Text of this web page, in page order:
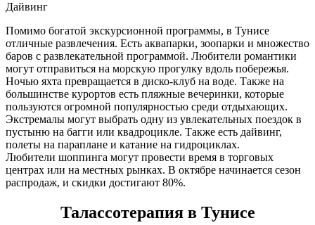
Дайвинг
Помимо богатой экскурсионной программы, в Тунисе
отличные развлечения. Есть аквапарки, зоопарки и множество
баров с развлекательной программой. Любители романтики
могут отправиться на морскую прогулку вдоль побережья.
Ночью яхта превращается в диско-клуб на воде. Также на
большинстве курортов есть пляжные вечеринки, которые
пользуются огромной популярностью среди отдыхающих.
Экстремалы могут выбрать одну из увлекательных поездок в
пустыню на багги или квадроцикле. Также есть дайвинг,
полеты на параплане и катание на гидроциклах.
Любители шоппинга могут провести время в торговых
центрах или на местных рынках. В октябре начинается сезон
распродаж, и скидки достигают 80%.
Талассотерапия в Тунисе